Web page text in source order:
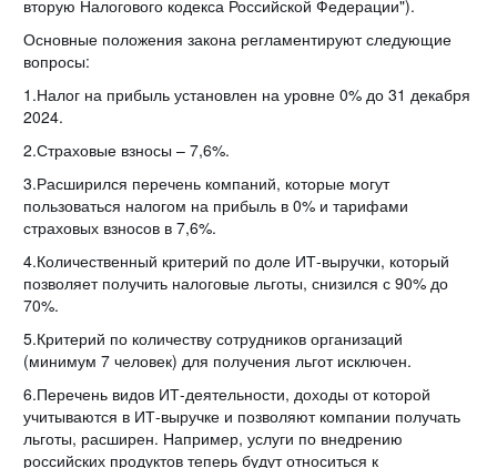
вторую Налогового кодекса Российской Федерации").
Основные положения закона регламентируют следующие
вопросы:
1.Налог на прибыль установлен на уровне 0% до 31 декабря
2024.
2.Страховые взносы – 7,6%.
3.Расширился перечень компаний, которые могут
пользоваться налогом на прибыль в 0% и тарифами
страховых взносов в 7,6%.
4.Количественный критерий по доле ИТ-выручки, который
позволяет получить налоговые льготы, снизился с 90% до
70%.
5.Критерий по количеству сотрудников организаций
(минимум 7 человек) для получения льгот исключен.
6.Перечень видов ИТ-деятельности, доходы от которой
учитываются в ИТ-выручке и позволяют компании получать
льготы, расширен. Например, услуги по внедрению
российских продуктов теперь будут относиться к